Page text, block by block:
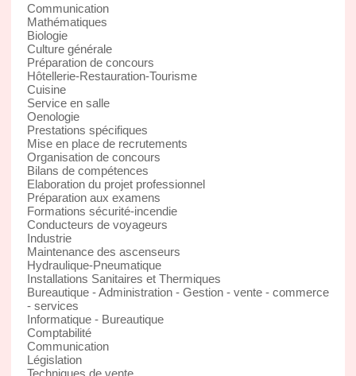
Communication
Mathématiques
Biologie
Culture générale
Préparation de concours
Hôtellerie-Restauration-Tourisme
Cuisine
Service en salle
Oenologie
Prestations spécifiques
Mise en place de recrutements
Organisation de concours
Bilans de compétences
Elaboration du projet professionnel
Préparation aux examens
Formations sécurité-incendie
Conducteurs de voyageurs
Industrie
Maintenance des ascenseurs
Hydraulique-Pneumatique
Installations Sanitaires et Thermiques
Bureautique - Administration - Gestion - vente - commerce
- services
Informatique - Bureautique
Comptabilité
Communication
Législation
Techniques de vente